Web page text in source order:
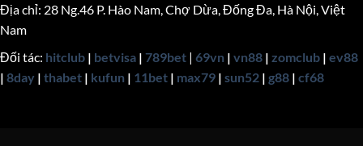
Địa chỉ: 28 Ng.46 P. Hào Nam, Chợ Dừa, Đống Đa, Hà Nội, Việt
Nam
Đối tác: hitclub | betvisa | 789bet | 69vn | vn88 | zomclub | ev88
| 8day | thabet | kufun | 11bet | max79 | sun52 | g88 | cf68